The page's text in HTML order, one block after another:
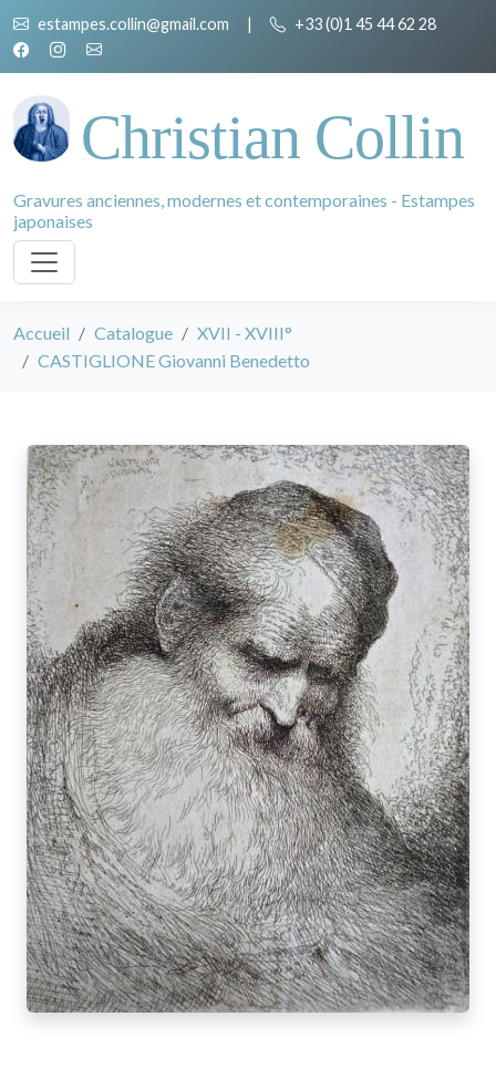
estampes.collin@gmail.com | +33 (0)1 45 44 62 28
Christian Collin
Gravures anciennes, modernes et contemporaines - Estampes
japonaises
Accueil Catalogue
XVII - XVIII°
CASTIGLIONE Giovanni Benedetto